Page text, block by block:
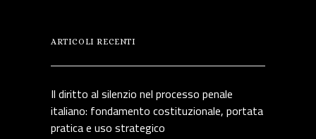
ARTICOLI RECENTI
Il diritto al silenzio nel processo penale
italiano: fondamento costituzionale, portata
pratica e uso strategico